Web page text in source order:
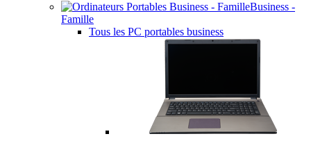
Business -
Famille
Tous les PC portables business